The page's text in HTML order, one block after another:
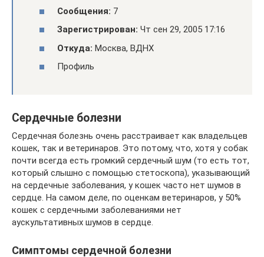
Сообщения: 7
Зарегистрирован: Чт сен 29, 2005 17:16
Откуда: Москва, ВДНХ
Профиль
Сердечные болезни
Сердечная болезнь очень расстраивает как владельцев
кошек, так и ветеринаров. Это потому, что, хотя у собак
почти всегда есть громкий сердечный шум (то есть тот,
который слышно с помощью стетоскопа), указывающий
на сердечные заболевания, у кошек часто нет шумов в
сердце. На самом деле, по оценкам ветеринаров, у 50%
кошек с сердечными заболеваниями нет
аускультативных шумов в сердце.
Симптомы сердечной болезни